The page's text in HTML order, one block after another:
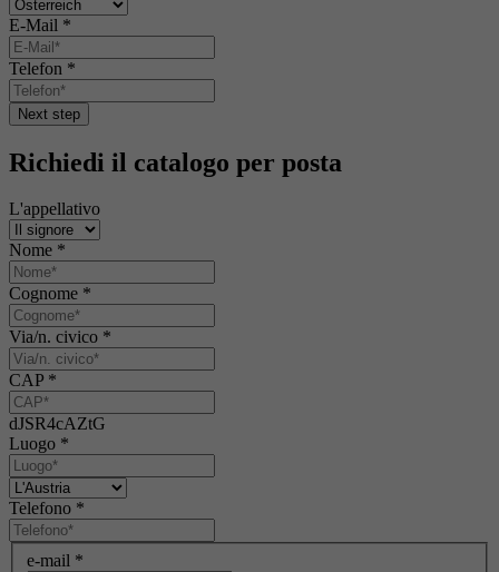
E-Mail *
Telefon *
Next step
Richiedi il catalogo per posta
L'appellativo
Nome *
Cognome *
Via/n. civico *
CAP *
dJSR4cAZtG
Luogo *
Telefono *
e-mail *